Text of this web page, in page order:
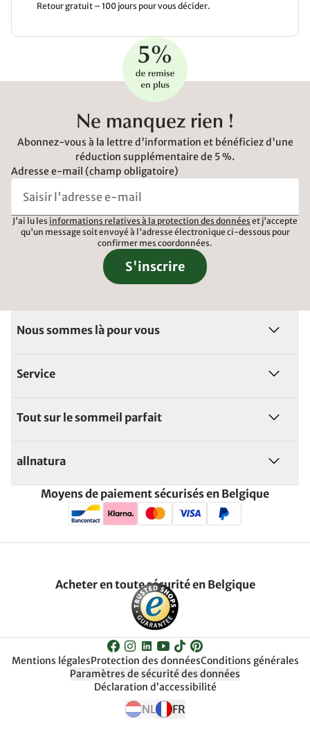
Retour gratuit – 100 jours pour vous décider.
Ne manquez rien !
Abonnez-vous à la lettre d'information et bénéficiez d'une
réduction supplémentaire de 5 %.
Adresse e-mail (champ obligatoire)
J'ai lu les informations relatives à la protection des données et j'accepte
qu'un message soit envoyé à l'adresse électronique ci-dessous pour
confirmer mes coordonnées.
S'inscrire
Nous sommes là pour vous
Service
Tout sur le sommeil parfait
allnatura
Moyens de paiement sécurisés en Belgique
Acheter en toute sécurité en Belgique
Mentions légalesProtection des donnéesConditions générales
Paramètres de sécurité des données
Déclaration d’accessibilité
NL FR